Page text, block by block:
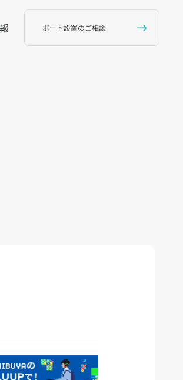
ポート設置のご相談